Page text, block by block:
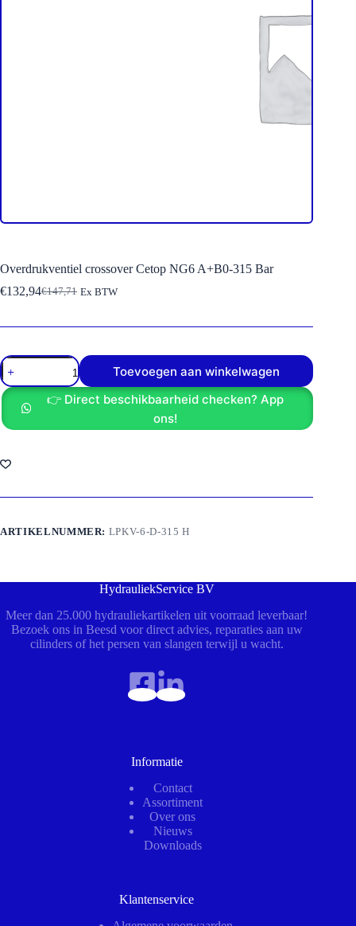
Overdrukventiel crossover Cetop NG6 A+B0-315 Bar
€147,71
Oorspronkelijke
was:
€132,94Huidige
is:
Ex BTW
Overdrukventiel
crossover
Cetop
NG6
A+B0-
315
aantal
Toevoegen aan winkelwagen
👉 Direct beschikbaarheid checken? App
ons!
ARTIKELNUMMER: LPKV-6-D-315 H
HydrauliekService BV
Meer dan 25.000 hydrauliekartikelen uit voorraad leverbaar!
Bezoek ons in Beesd voor direct advies, reparaties aan uw
cilinders of het persen van slangen terwijl u wacht.
Informatie
Contact
Assortiment
Over ons
Nieuws
Downloads
Klantenservice